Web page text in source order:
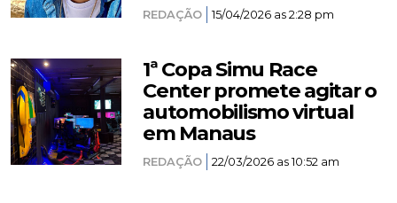
REDAÇÃO 15/04/2026 as 2:28 pm
1ª Copa Simu Race
Center promete agitar o
automobilismo virtual
em Manaus
REDAÇÃO 22/03/2026 as 10:52 am